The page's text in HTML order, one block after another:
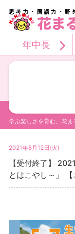
思考力・国語力・野
年中長
学ぶ楽しさを育む。花ま
2021年8月12日(火)
【受付終了】
とはこやし～」 【